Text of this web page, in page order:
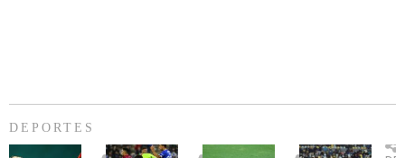
DEPORTES